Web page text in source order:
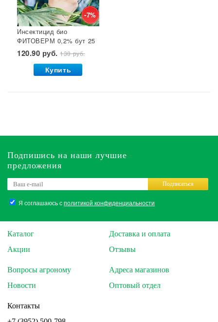
-7%
Инсектицид био
ФИТОВЕРМ 0,2% бут 25
мл ВХ 1/30
120.90 руб.130 руб.
Купить
Подпишись на наши лучшие
предложения
Я соглашаюсь сполитикой конфиденциальности
Подписаться
Каталог
Акции
Доставка и оплата
Отзывы
Вопросы агроному
Новости
Адреса магазинов
Оптовый отдел
Контакты